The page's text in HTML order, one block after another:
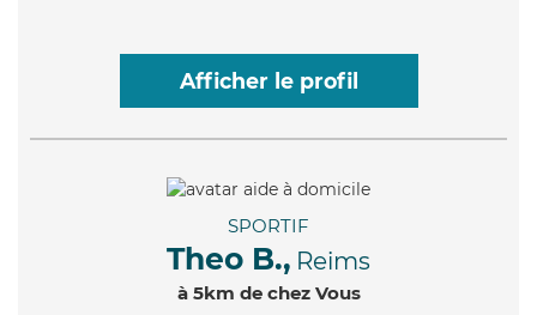
Afficher le profil
SPORTIF
Theo B., Reims
à 5km de chez Vous